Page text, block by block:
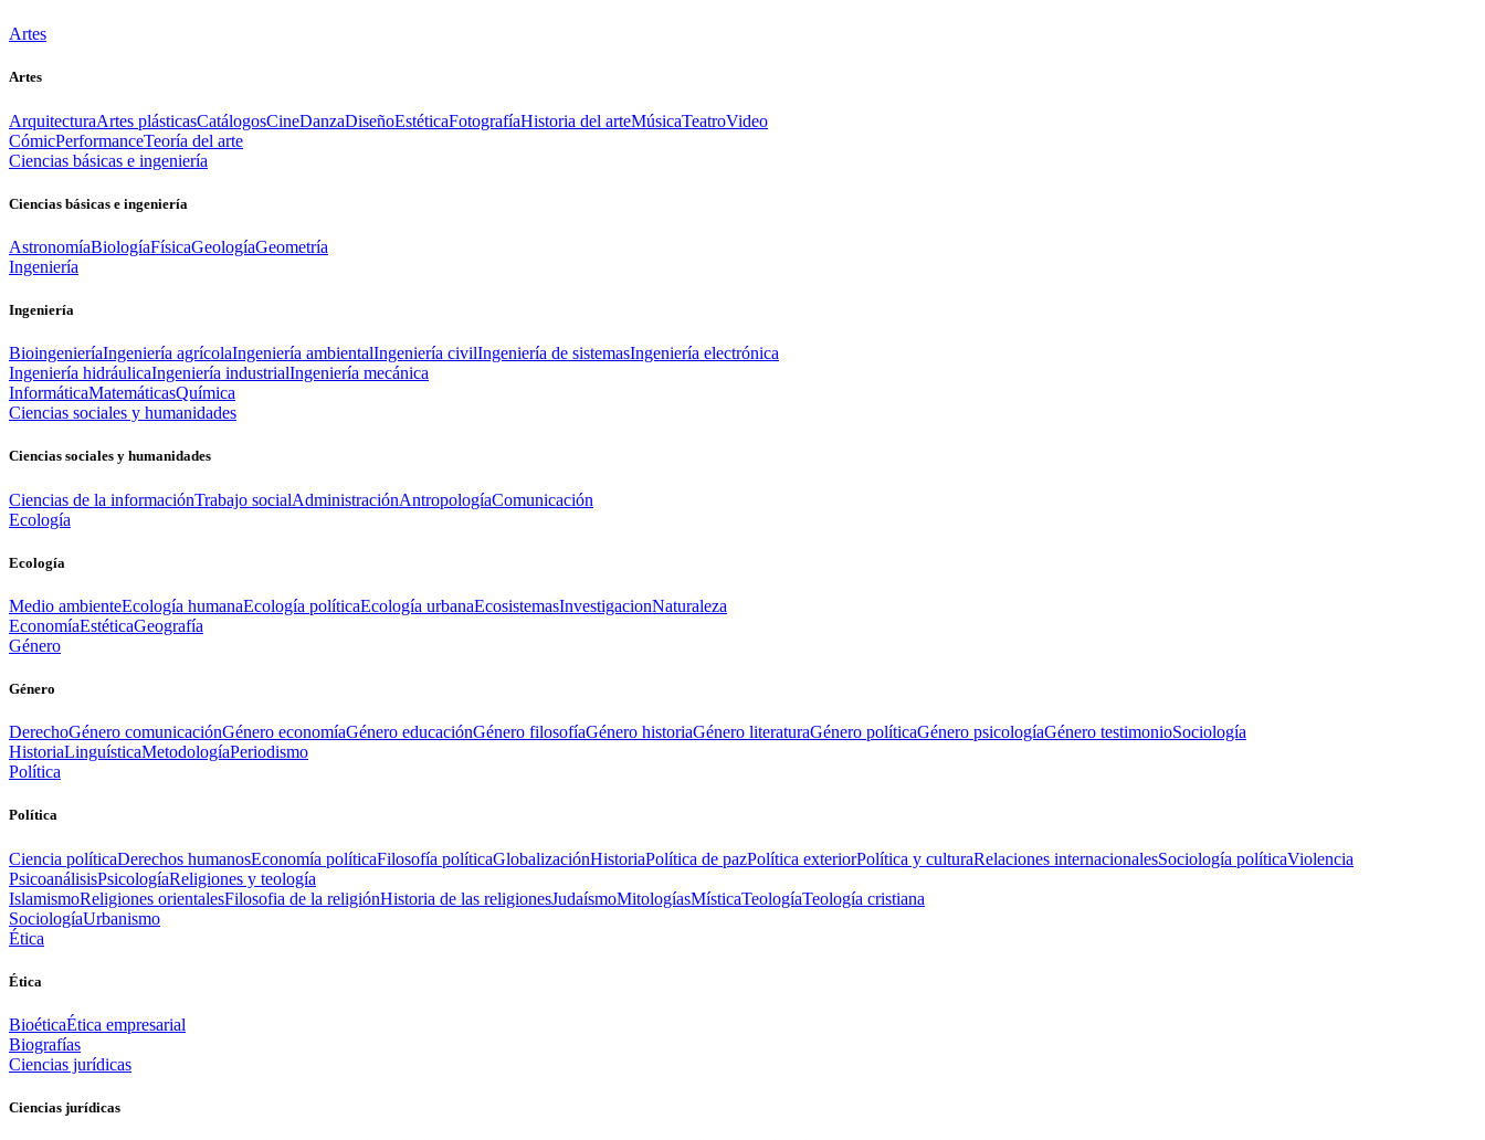
Artes
Artes
ArquitecturaArtes plásticasCatálogosCineDanzaDiseñoEstéticaFotografíaHistoria del arteMúsicaTeatroVideo
CómicPerformanceTeoría del arte
Ciencias básicas e ingeniería
Ciencias básicas e ingeniería
AstronomíaBiologíaFísicaGeologíaGeometría
Ingeniería
Ingeniería
BioingenieríaIngeniería agrícolaIngeniería ambientalIngeniería civilIngeniería de sistemasIngeniería electrónica
Ingeniería hidráulicaIngeniería industrialIngeniería mecánica
InformáticaMatemáticasQuímica
Ciencias sociales y humanidades
Ciencias sociales y humanidades
Ciencias de la informaciónTrabajo socialAdministraciónAntropologíaComunicación
Ecología
Ecología
Medio ambienteEcología humanaEcología políticaEcología urbanaEcosistemasInvestigacionNaturaleza
EconomíaEstéticaGeografía
Género
Género
DerechoGénero comunicaciónGénero economíaGénero educaciónGénero filosofíaGénero historiaGénero literaturaGénero políticaGénero psicologíaGénero testimonioSociología
HistoriaLinguísticaMetodologíaPeriodismo
Política
Política
Ciencia políticaDerechos humanosEconomía políticaFilosofía políticaGlobalizaciónHistoriaPolítica de pazPolítica exteriorPolítica y culturaRelaciones internacionalesSociología políticaViolencia
PsicoanálisisPsicologíaReligiones y teología
IslamismoReligiones orientalesFilosofia de la religiónHistoria de las religionesJudaísmoMitologíasMísticaTeologíaTeología cristiana
SociologíaUrbanismo
Ética
Ética
BioéticaÉtica empresarial
Biografías
Ciencias jurídicas
Ciencias jurídicas